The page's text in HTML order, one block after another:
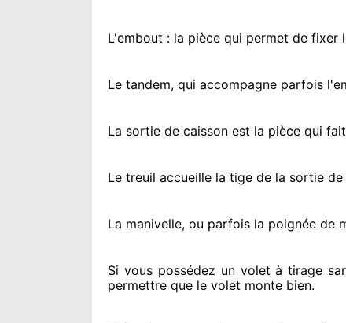
L'embout : la pièce qui permet de
Le tandem, qui accompagne parfois
La sortie de caisson est la pièce qui fait
Le treuil accueille la tige de la sortie
La manivelle, ou parfois la poignée de
Si vous possédez un volet à tirage
permettre que le volet monte bien.